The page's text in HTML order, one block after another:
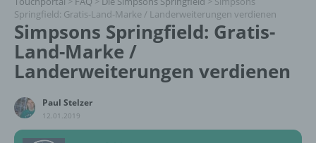
Springfield: Gratis-Land-Marke / Landerweiterungen verdienen
Simpsons Springfield: Gratis-
Land-Marke /
Landerweiterungen verdienen
Paul Stelzer
12.01.2019